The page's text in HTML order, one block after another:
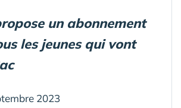
un abonnement
les jeunes qui vont
2023